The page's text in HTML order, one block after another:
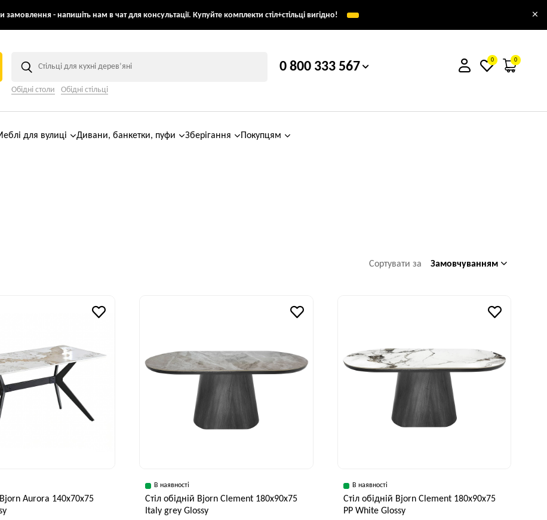
- напишіть нам в чат для консультації. Купуйте комплекти стіл+стільці вигідно! ×
Обідні столи Обідні стільці
0 800 333 567 0 0
для вулиці Дивани, банкетки, пуфи Зберігання Покупцям
Сортувати за Замовчуванням
Bjorn Aurora 140x70x75
В наявності
Стіл обідній Bjorn Clement 180х90х75
Italy grey Glossy
В наявності
Стіл обідній Bjorn Clement 180х90х75
PP White Glossy